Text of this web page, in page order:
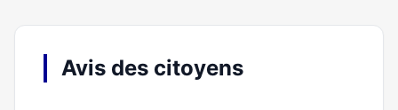
Avis des citoyens